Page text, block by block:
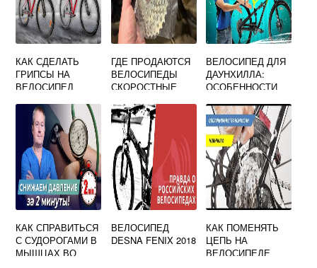
КАК СДЕЛАТЬ
ГРИПСЫ НА
ВЕЛОСИПЕД
ГДЕ ПРОДАЮТСЯ
ВЕЛОСИПЕДЫ
СКОРОСТНЫЕ
ВЕЛОСИПЕД ДЛЯ
ДАУНХИЛЛА:
ОСОБЕННОСТИ
ОТЗЫВЫ
КАК СПРАВИТЬСЯ
С СУДОРОГАМИ В
МЫШЦАХ ВО
ВЕЛОСИПЕД
DESNA FENIX 2018
КАК ПОМЕНЯТЬ
ЦЕПЬ НА
ВЕЛОСИПЕДЕ